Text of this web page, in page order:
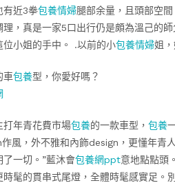
有近3拳包養情婦腿部余量，且頭部空
理，真是一家5口出行仍是頗為溫己的
位小姐的手中。 .以前的小包養情婦姐
車包養型，你愛好嗎？
打年青花費市場包養的一款車型， 包養
風，外不雅和內飾design，更懂年青
了一切。”藍沐會包養網ppt意地點點頭
時髦的貫串式尾燈，全體時髦感實足。